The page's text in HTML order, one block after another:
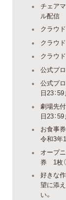
チェア
ル配信
クラウ
クラウ
クラウ
公式プ
公式プ
日23：
劇場先
日23：
お食事
令和3年
オープ
券 1枚
好きな
望に添
い。